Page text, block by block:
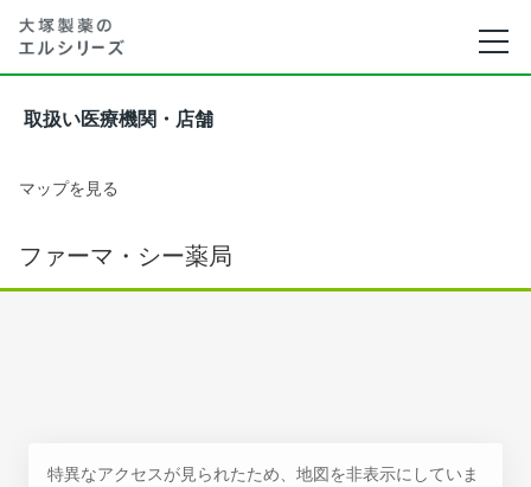
取扱い医療機関・店舗
マップを見る
ファーマ・シー薬局
特異なアクセスが見られたため、地図を非表示にしていま